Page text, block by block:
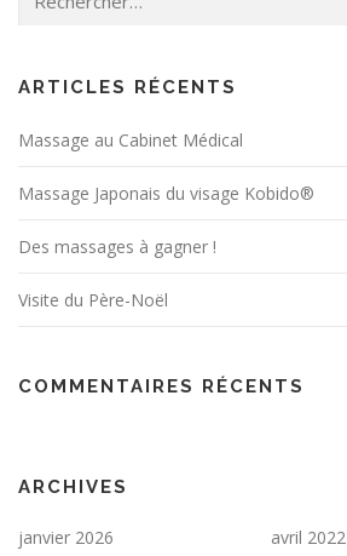
ARTICLES RÉCENTS
Massage au Cabinet Médical
Massage Japonais du visage Kobido®
Des massages à gagner !
Visite du Père-Noël
COMMENTAIRES RÉCENTS
ARCHIVES
janvier 2026
avril 2022